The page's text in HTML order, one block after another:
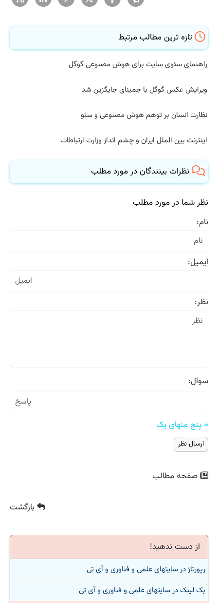
تازه ترین مطالب مرتبط
راهنمای سئوی سایت برای هوش مصنوعی گوگل
ویرایش عکس گوگل با جمینای جایگزین شد
نظارت انسان بر توهم هوش مصنوعی و سئو
اینترنت بین الملل ایران و چشم انداز وزارت ارتباطات
نظرات بینندگان در مورد مطلب
نظر شما در مورد مطلب
نام:
ایمیل:
نظر:
سوال:
= پنج منهای یک
صفحه مطالب
بازگشت
از دست ندهید!
رپورتاژ در سایتهای علمی و فناوری و آی تی
بک لینک در سایتهای علمی و فناوری و آی تی